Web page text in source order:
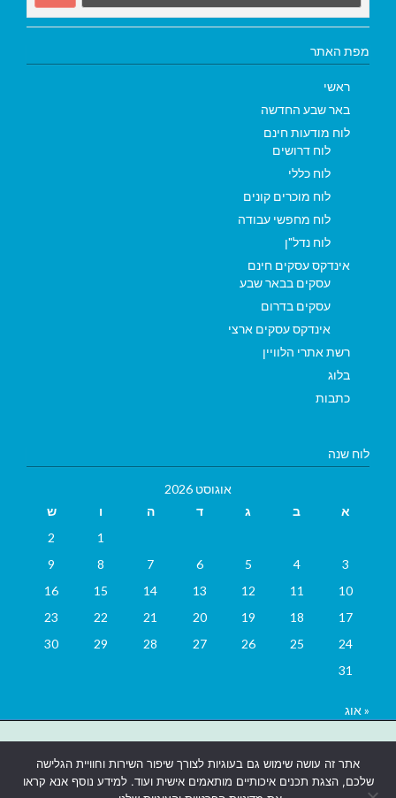
אתר זה עושה שימוש גם בעוגיות לצורך שיפור השירות וחוויית הגלישה
שלכם, הצגת תכנים איכותיים מותאמים אישית ועוד. למידע נוסף אנא קראו
מפת האתר
ראשי
באר שבע החדשה
לוח מודעות חינם
לוח דרושים
לוח כללי
לוח מוכרים קונים
לוח מחפשי עבודה
לוח נדל"ן
אינדקס עסקים חינם
עסקים בבאר שבע
עסקים בדרום
אינדקס עסקים ארצי
רשת אתרי הלוויין
בלוג
כתבות
לוח שנה
אוגוסט 2026
א
ב ג ד ה ו
ש
1
2
3
4
5
6
7
8
9
10
11
12
13
14
15
16
17
18
19
20
21
22
23
24
25
26
27
28
29
30
31
« אוג
אתרים בבאר שבע|